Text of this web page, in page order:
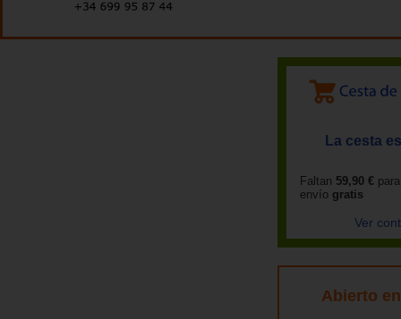
La cesta
Faltan 59,90 €
envío gratis
Ver
Abierto